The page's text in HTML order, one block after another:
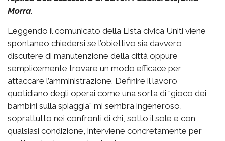
Morra.
Leggendo il comunicato della Lista civica Uniti viene
spontaneo chiedersi se l’obiettivo sia davvero
discutere di manutenzione della città oppure
semplicemente trovare un modo efficace per
attaccare l’amministrazione. Definire il lavoro
quotidiano degli operai come una sorta di “gioco dei
bambini sulla spiaggia” mi sembra ingeneroso,
soprattutto nei confronti di chi, sotto il sole e con
qualsiasi condizione, interviene concretamente per